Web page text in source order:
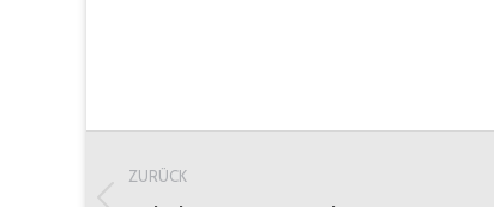
Kommentarnavigation
ZURÜCK